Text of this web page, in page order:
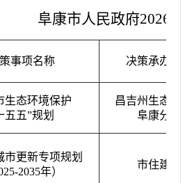
阜康市人民政府2026
事项名称 决策承办单位
生态环境保护
五五”规划
昌吉州生态环
阜康分局
市更新专项规划
2035年）
市住建局